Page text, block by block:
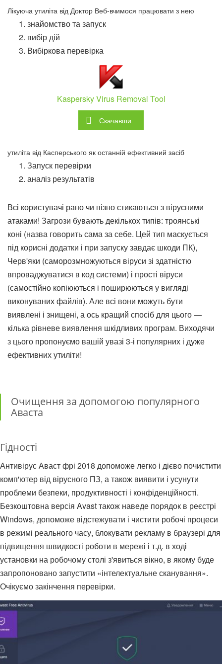
Лікуюча утиліта від Доктор Веб-вчимося працювати з нею
знайомство та запуск
вибір дій
Вибіркова перевірка
Kaspersky Virus Removal Tool
Скачавши
утиліта від Касперського як останній ефективний засіб
Запуск перевірки
аналіз результатів
Всі користувачі рано чи пізно стикаються з вірусними
атаками! Загрози бувають декількох типів: троянські
коні (назва говорить сама за себе. Цей тип маскується
під корисні додатки і при запуску завдає шкоди ПК),
Черв'яки (саморозмножуються віруси зі здатністю
впроваджуватися в код системи) і прості віруси
(самостійно копіюються і поширюються у вигляді
виконуваних файлів). Але всі вони можуть бути
виявлені і знищені, а ось кращий спосіб для цього —
кілька рівневе виявлення шкідливих програм. Виходячи
з цього пропонуємо вашій увазі 3-і популярних і дуже
ефективних утиліти!
Очищення за допомогою популярного
Аваста
Гідності
Антивірус Аваст фрі 2018 допоможе легко і дієво почистити
комп'ютер від вірусного ПЗ, а також виявити і усунути
проблеми безпеки, продуктивності і конфіденційності.
Безкоштовна версія Avast також наведе порядок в реєстрі
Windows, допоможе відстежувати і чистити робочі процеси
в режимі реального часу, блокувати рекламу в браузері для
підвищення швидкості роботи в мережі і т.д. в ході
установки на робочому столі з'явиться вікно, в якому буде
запропоновано запустити «інтелектуальне сканування».
Очікуємо закінчення перевірки.